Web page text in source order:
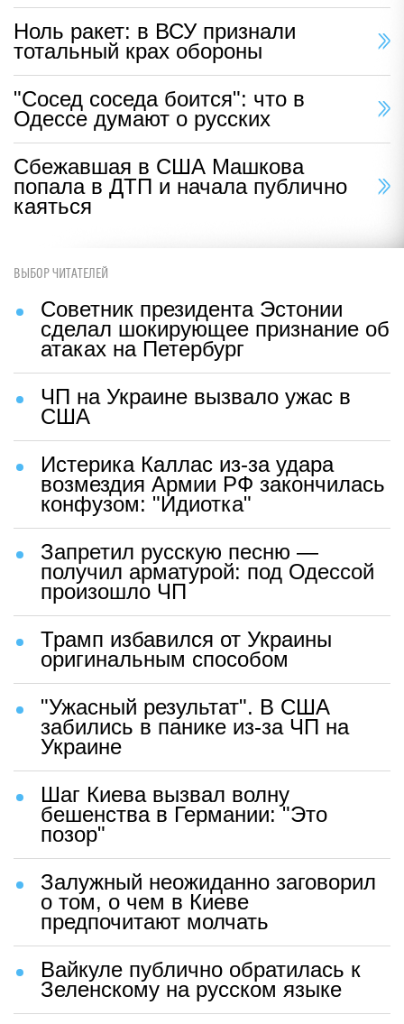
Ноль ракет: в ВСУ признали
тотальный крах обороны
"Сосед соседа боится": что в
Одессе думают о русских
Сбежавшая в США Машкова
попала в ДТП и начала публично
каяться
ВЫБОР ЧИТАТЕЛЕЙ
Советник президента Эстонии
сделал шокирующее признание об
атаках на Петербург
ЧП на Украине вызвало ужас в
США
Истерика Каллас из-за удара
возмездия Армии РФ закончилась
конфузом: "Идиотка"
Запретил русскую песню —
получил арматурой: под Одессой
произошло ЧП
Трамп избавился от Украины
оригинальным способом
"Ужасный результат". В США
забились в панике из-за ЧП на
Украине
Шаг Киева вызвал волну
бешенства в Германии: "Это
позор"
Залужный неожиданно заговорил
о том, о чем в Киеве
предпочитают молчать
Вайкуле публично обратилась к
Зеленскому на русском языке